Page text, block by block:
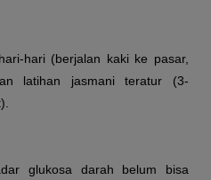
hari (berjalan kaki ke pasar,
latihan jasmani teratur (3-
glukosa darah belum bisa